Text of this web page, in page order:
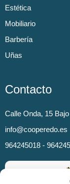
Estética
Mobiliario
Barbería
Uñas
Contacto
Calle Onda, 15
info@cooperedo.es
964245018 -